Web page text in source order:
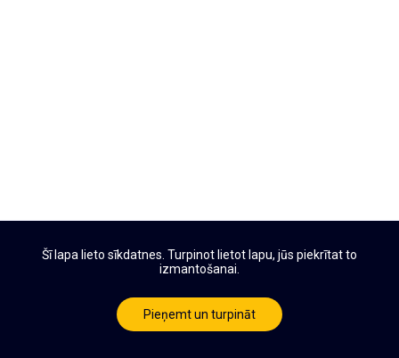
Šī lapa lieto sīkdatnes. Turpinot lietot lapu, jūs piekrītat to
izmantošanai.
Pieņemt un turpināt